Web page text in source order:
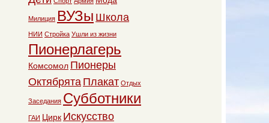
Милиция ВУЗы Школа
НИИ Стройка Ушли из жизни
Пионерлагерь
Комсомол Пионеры
Октябрята Плакат Отдых
Заседания Субботники
ГАИ Цирк Искусство